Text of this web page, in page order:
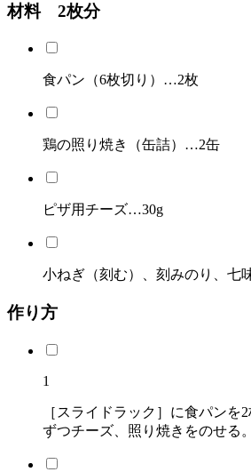
材料 2枚分
食パン（6枚切り）…2枚
鶏の照り焼き（缶詰）…2缶
ピザ用チーズ…30g
小ねぎ（刻む）、刻みのり、七
作り方
1
［スライドラック］に食パンを
ずつチーズ、照り焼きをのせる。